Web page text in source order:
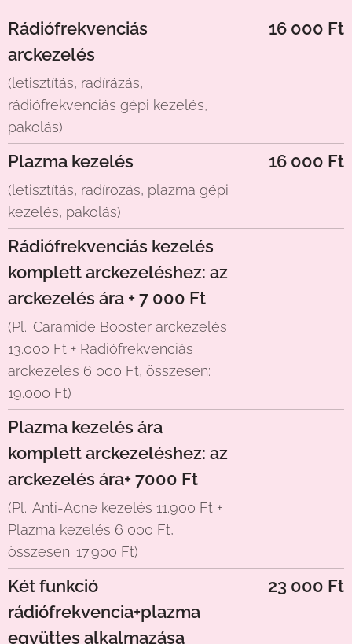
Rádiófrekvenciás
arckezelés
(letisztítás, radírázás,
rádiófrekvenciás gépi kezelés,
pakolás)
16 000 Ft
Plazma kezelés
(letisztítás, radírozás, plazma gépi
kezelés, pakolás)
16 000 Ft
Rádiófrekvenciás kezelés
komplett arckezeléshez: az
arckezelés ára + 7 000 Ft
(Pl.: Caramide Booster arckezelés
13.000 Ft + Radiófrekvenciás
arckezelés 6 000 Ft, összesen:
19.000 Ft)
Plazma kezelés ára
komplett arckezeléshez: az
arckezelés ára+ 7000 Ft
(Pl.: Anti-Acne kezelés 11.900 Ft +
Plazma kezelés 6 000 Ft,
összesen: 17.900 Ft)
Két funkció
rádiófrekvencia+plazma
együttes alkalmazása
23 000 Ft